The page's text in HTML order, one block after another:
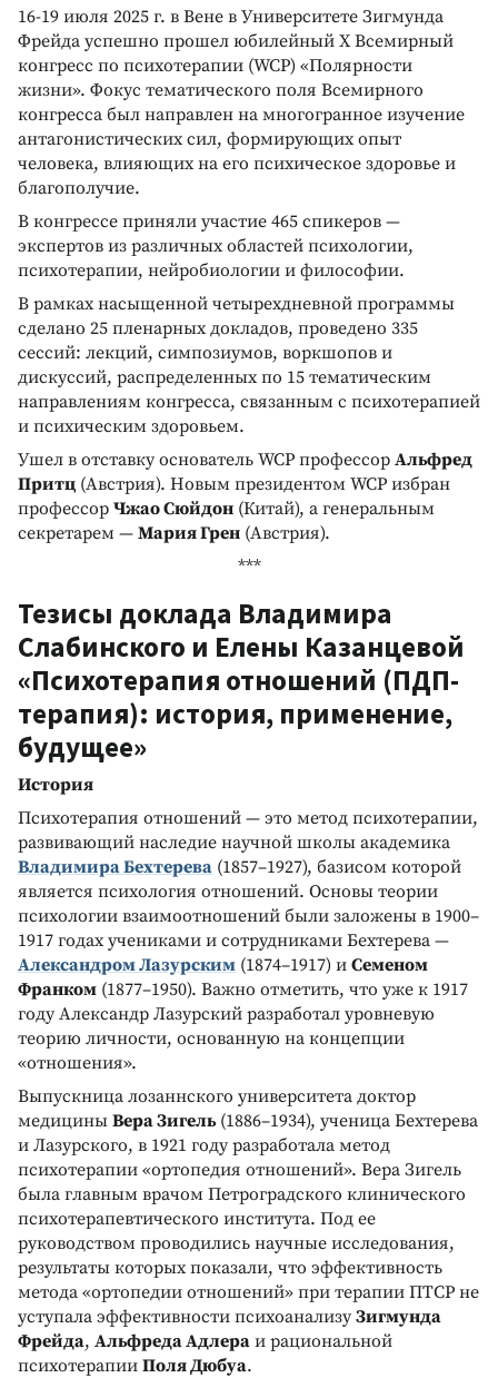
16-19 июля 2025 г. в Вене в Университете Зигмунда
Фрейда успешно прошел юбилейный X Всемирный
конгресс по психотерапии (WCP) «Полярности
жизни». Фокус тематического поля Всемирного
конгресса был направлен на многогранное изучение
антагонистических сил, формирующих опыт
человека, влияющих на его психическое здоровье и
благополучие.
В конгрессе приняли участие 465 спикеров —
экспертов из различных областей психологии,
психотерапии, нейробиологии и философии.
В рамках насыщенной четырехдневной программы
сделано 25 пленарных докладов, проведено 335
сессий: лекций, симпозиумов, воркшопов и
дискуссий, распределенных по 15 тематическим
направлениям конгресса, связанным с психотерапией
и психическим здоровьем.
Ушел в отставку основатель WCP профессор Альфред
Притц (Австрия). Новым президентом WCP избран
профессор Чжао Сюйдон (Китай), а генеральным
секретарем — Мария Грен (Австрия).
***
Тезисы доклада Владимира
Слабинского и Елены Казанцевой
«Психотерапия отношений (ПДП-
терапия): история, применение,
будущее»
История
Психотерапия отношений — это метод психотерапии,
развивающий наследие научной школы академика
Владимира Бехтерева (1857–1927), базисом которой
является психология отношений. Основы теории
психологии взаимоотношений были заложены в 1900–
1917 годах учениками и сотрудниками Бехтерева —
Александром Лазурским (1874–1917) и Семеном
Франком (1877–1950). Важно отметить, что уже к 1917
году Александр Лазурский разработал уровневую
теорию личности, основанную на концепции
«отношения».
Выпускница лозаннского университета доктор
медицины Вера Зигель(1886–1934), ученица Бехтерева
и Лазурского, в 1921 году разработала метод
психотерапии «ортопедия отношений». Вера Зигель
была главным врачом Петроградского клинического
психотерапевтического института. Под ее
руководством проводились научные исследования,
результаты которых показали, что эффективность
метода «ортопедии отношений» при терапии ПТСР не
уступала эффективности психоанализуЗигмунда
Фрейда, Альфреда Адлера и рациональной
психотерапии Поля Дюбуа.